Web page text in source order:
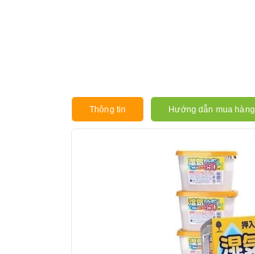
Thông tin Hướng dẫn mua hàng